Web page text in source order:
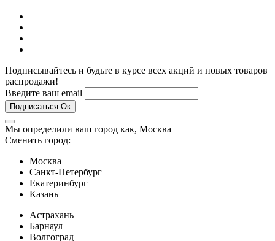
Подписывайтесь и будьте в курсе всех акций и новых товаров
распродажи!
Введите ваш email
Подписаться Ок
Мы определили ваш город как, Москва
Сменить город:
Москва
Санкт-Петербург
Екатеринбург
Казань
Астрахань
Барнаул
Волгоград